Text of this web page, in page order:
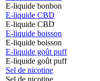
E-liquide bonbon
E-liquide CBD
E-liquide CBD
E-liquide boisson
E-liquide boisson
E-liquide goût puff
E-liquide goût puff
Sel de nicotine
Sel de nicotine